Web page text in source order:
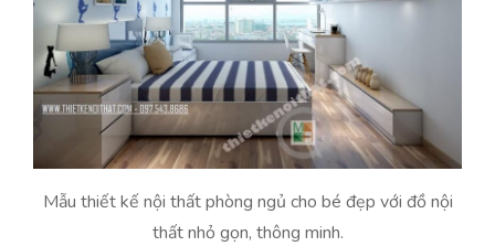
Mẫu thiết kế nội thất phòng ngủ cho bé đẹp với đồ nội
thất nhỏ gọn, thông minh.